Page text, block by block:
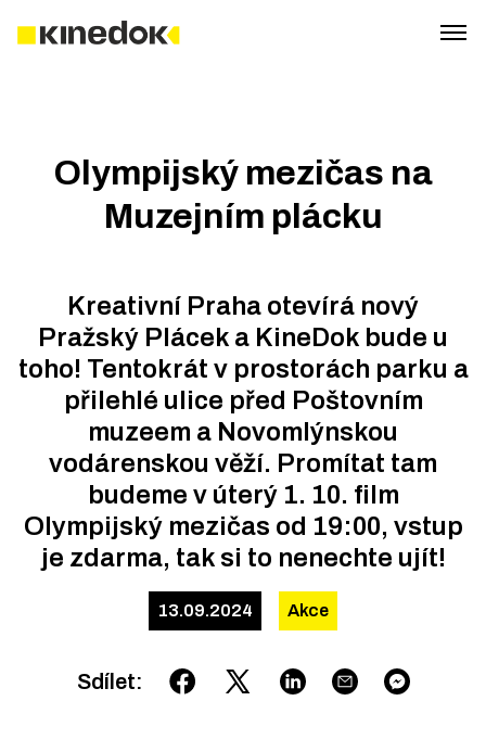
Olympijský mezičas na
Muzejním plácku
Kreativní Praha otevírá nový
Pražský Plácek a KineDok bude u
toho! Tentokrát v prostorách parku a
přilehlé ulice před Poštovním
muzeem a Novomlýnskou
vodárenskou věží. Promítat tam
budeme v úterý 1. 10. film
Olympijský mezičas od 19:00, vstup
je zdarma, tak si to nenechte ujít!
13.09.2024 Akce
Sdílet: